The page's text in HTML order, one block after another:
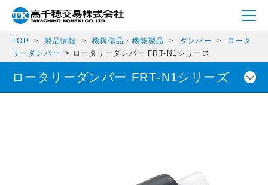
TOP 製品情報 機構部品・機能製品 ダンパー
ロータ
リーダンパー
ロータリーダンパー FRT-N1シリーズ
ロータリーダンパー FRT-N1シリーズ